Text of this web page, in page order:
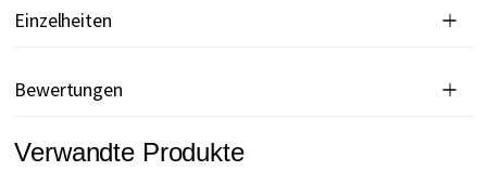
Einzelheiten
Bewertungen
Verwandte Produkte